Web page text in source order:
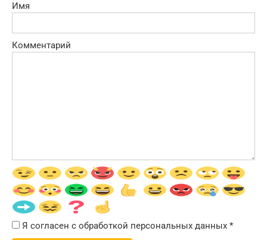
Имя
Комментарий
Я согласен с обработкой персональных данных *